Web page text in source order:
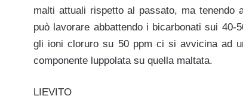
malti attuali rispetto al passato, ma tenendo
può lavorare abbattendo i bicarbonati sui
gli ioni cloruro su 50 ppm ci si avvicina ad
componente luppolata su quella maltata.
LIEVITO